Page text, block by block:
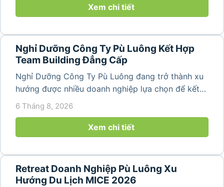
nguyên sơ, không khí...Xem chi tiết
Nghỉ Dưỡng Công Ty Pù Luông Kết Hợp
Team Building Đẳng Cấp
Nghỉ Dưỡng Công Ty Pù Luông đang trở thành xu
hướng được nhiều doanh nghiệp lựa chọn để kết
hợp giữa nghỉ ngơi, tái tạo năng lượng và xây
lịch đơn thuần, nhiều công ty...
6 Tháng 8, 2026
Xem chi tiết
Retreat Doanh Nghiệp Pù Luông Xu
Hướng Du Lịch MICE 2026